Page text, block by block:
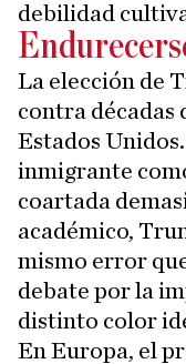
debilidad
La elección de
contra décadas
Estados
inmigrante
coartada
académico,
mismo error
debate por la
distinto color
En Europa, el